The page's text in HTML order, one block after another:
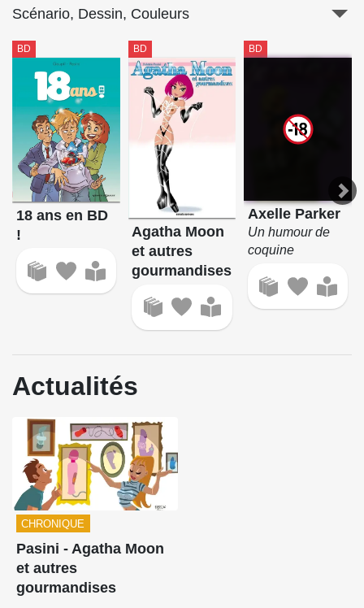
Scénario, Dessin, Couleurs
BD
18 ans en BD
!
BD
Agatha Moon
et autres
gourmandises
BD
Axelle Parker
Un humour de
coquine
Actualités
CHRONIQUE
Pasini - Agatha Moon
et autres
gourmandises